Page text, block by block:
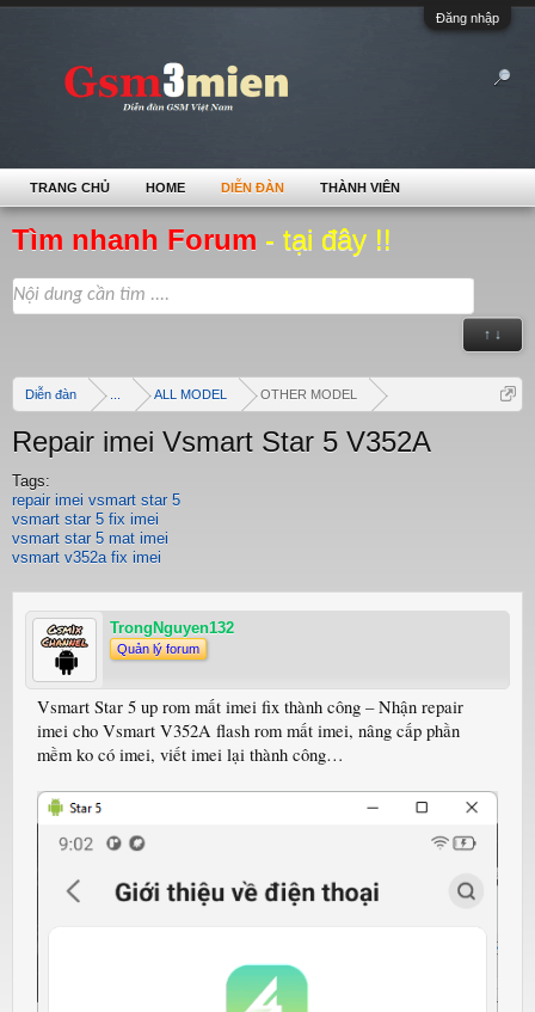
Đăng nhập
Tìm nhanh Forum - tại đây !!
↑ ↓
Diễn đàn ALL MODEL OTHER MODEL
Repair imei Vsmart Star 5 V352A
Tags:
repair imei vsmart star 5
vsmart star 5 fix imei
vsmart star 5 mat imei
vsmart v352a fix imei
TrongNguyen132
Quản lý forum
Vsmart Star 5 up rom mất imei fix thành công – Nhận repair
imei cho Vsmart V352A flash rom mất imei, nâng cấp phần
mềm ko có imei, viết imei lại thành công…
TRANG CHỦ HOME DIỄN ĐÀN THÀNH VIÊN